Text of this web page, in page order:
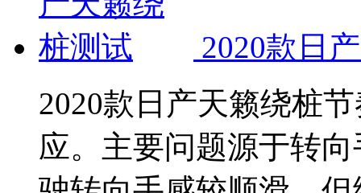
2020款日
2020款日产天籁绕桩
应。主要问题源于转